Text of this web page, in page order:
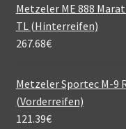
Metzeler ME 888
TL (Hinterreifen)
267.68€
Metzeler Sportec M-9
(Vorderreifen)
121.39€